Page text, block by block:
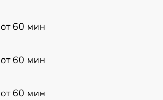
от 60 мин
от 60 мин
от 60 мин